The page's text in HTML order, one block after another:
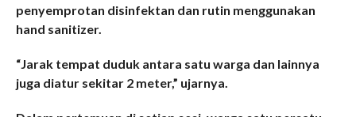
penyemprotan disinfektan dan rutin menggunakan
hand sanitizer.
“Jarak tempat duduk antara satu warga dan lainnya
juga diatur sekitar 2 meter,” ujarnya.